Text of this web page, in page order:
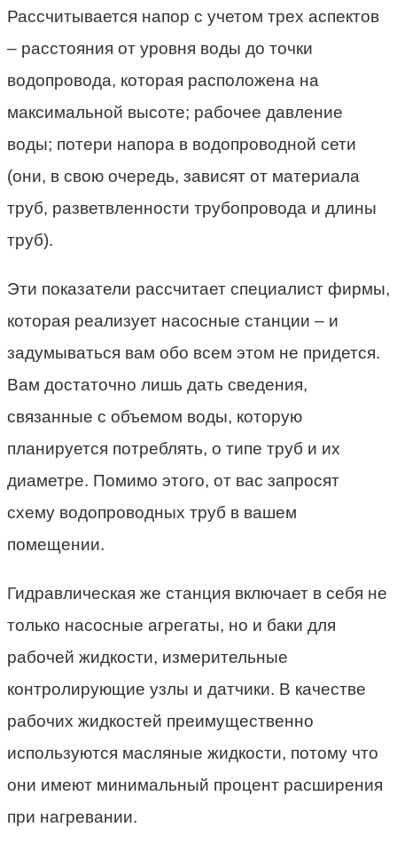
Рассчитывается напор с учетом трех аспектов
– расстояния от уровня воды до точки
водопровода, которая расположена на
максимальной высоте; рабочее давление
воды; потери напора в водопроводной сети
(они, в свою очередь, зависят от материала
труб, разветвленности трубопровода и длины
труб).
Эти показатели рассчитает специалист фирмы,
которая реализует насосные станции – и
задумываться вам обо всем этом не придется.
Вам достаточно лишь дать сведения,
связанные с объемом воды, которую
планируется потреблять, о типе труб и их
диаметре. Помимо этого, от вас запросят
схему водопроводных труб в вашем
помещении.
Гидравлическая же станция включает в себя не
только насосные агрегаты, но и баки для
рабочей жидкости, измерительные
контролирующие узлы и датчики. В качестве
рабочих жидкостей преимущественно
используются масляные жидкости, потому что
они имеют минимальный процент расширения
при нагревании.